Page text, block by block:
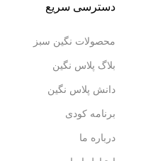
دسترسی سریع
محصولات نگین سبز
بلاگ پلاس نگین
دانش پلاس نگین
برنامه کودی
درباره ما